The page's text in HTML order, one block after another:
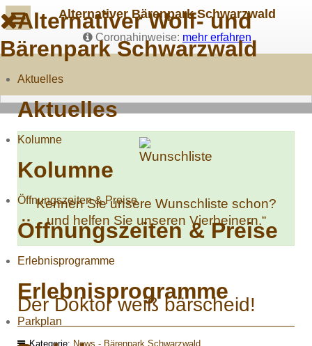
Alternativer Bärenpark Schwarzwald
Coronahinweise: mehr erfahren
Alternativer Wolf- und
Bärenpark Schwarzwald
Aktuelles
Aktuelles
Kolumne
Kolumne
Öffnungszeiten & Preise
Öffnungszeiten & Preise
Erlebnisprogramme
Erlebnisprogramme
Parkplan
Kennen Sie unsere Wunschliste schon?
und helfen Sie unseren Vierbeinern.“
Der Doktor weiß bärscheid!
Kategorie: News - Bärenpark Schwarzwald